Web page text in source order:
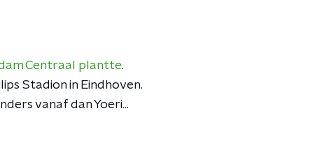
Centraal plantte.
Stadion in Eindhoven.
vanaf dan Yoeri...